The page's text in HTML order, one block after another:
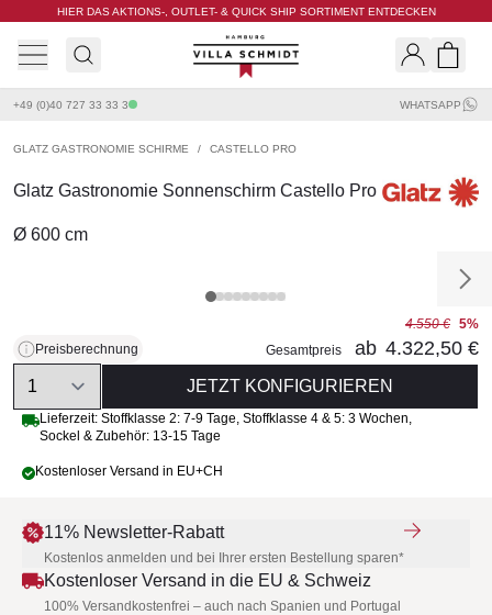
HIER DAS AKTIONS-, OUTLET- & QUICK SHIP SORTIMENT ENTDECKEN
Villa Schmidt
+49 (0)40 727 33 33 3 WHATSAPP
GLATZ GASTRONOMIE SCHIRME / CASTELLO PRO
Glatz Gastronomie Sonnenschirm Castello Pro
Ø 600 cm
Preisberechnung
4.550 € 5%
Gesamtpreis
ab 4.322,50 €
Quantity
JETZT KONFIGURIEREN
Lieferzeit: Stoffklasse 2: 7-9 Tage, Stoffklasse 4 & 5: 3 Wochen,
Sockel & Zubehör: 13-15 Tage
Kostenloser Versand in EU+CH
11% Newsletter-Rabatt
Kostenlos anmelden und bei Ihrer ersten Bestellung sparen*
Kostenloser Versand in die EU & Schweiz
100% Versandkostenfrei – auch nach Spanien und Portugal